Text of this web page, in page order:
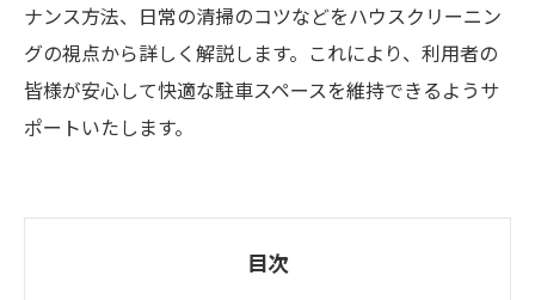
ナンス方法、日常の清掃のコツなどをハウスクリーニン
グの視点から詳しく解説します。これにより、利用者の
皆様が安心して快適な駐車スペースを維持できるようサ
ポートいたします。
目次